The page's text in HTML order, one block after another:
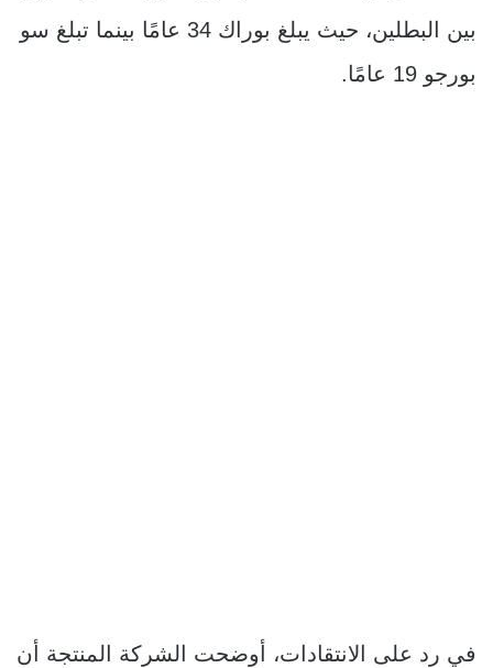
بين البطلين، حيث يبلغ بوراك 34 عامًا بينما تبلغ سو
بورجو 19 عامًا.
في رد على الانتقادات، أوضحت الشركة المنتجة أن